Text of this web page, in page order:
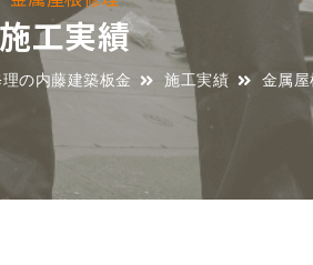
施工実績
の内藤建築板金 施工実績 金属